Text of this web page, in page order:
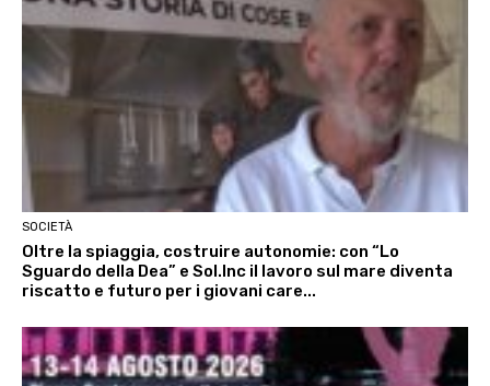
SOCIETÀ
Oltre la spiaggia, costruire autonomie: con “Lo
Sguardo della Dea” e Sol.Inc il lavoro sul mare diventa
riscatto e futuro per i giovani care...